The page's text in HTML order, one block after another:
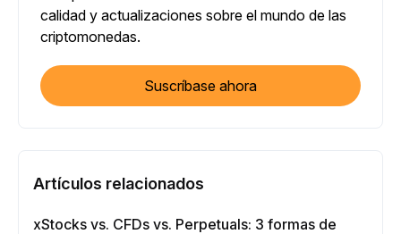
calidad y actualizaciones sobre el mundo de las
criptomonedas.
Suscríbase ahora
Artículos relacionados
xStocks vs. CFDs vs. Perpetuals: 3 formas de